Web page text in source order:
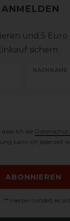
und 5 Euro
sichern
NACHNAME
ich die
kann ich jederzeit
ABONNIEREN
** Hierbei handelt es